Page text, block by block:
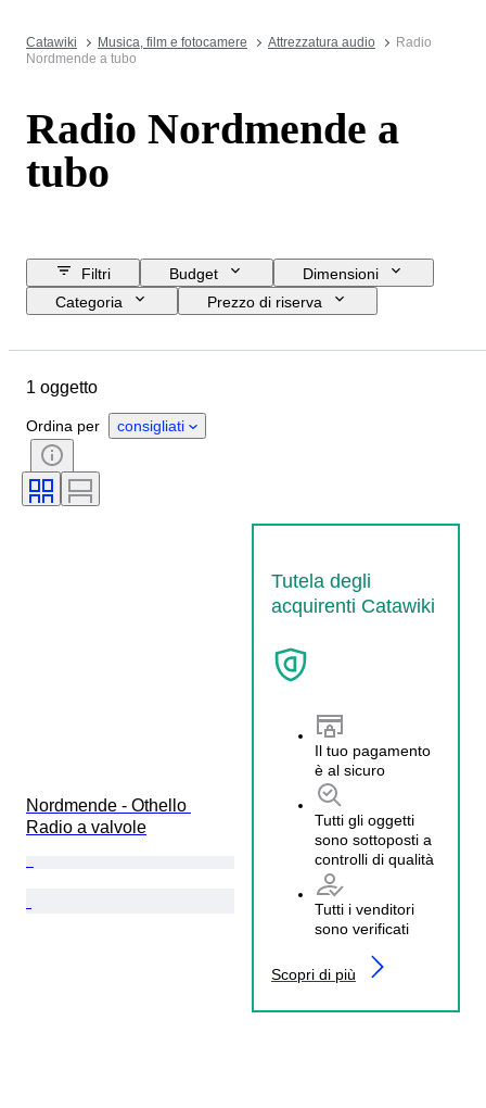
Catawiki Musica, film e fotocamere Attrezzatura audio
Radio
Nordmende a tubo
Radio Nordmende a
tubo
Filtri Budget
Dimensioni
Categoria
Prezzo di riserva
Condizioni
Testato e funzionante
1 oggetto
Ordina per consigliati
Nordmende - Othello
Radio a valvole
Tutela degli
acquirenti Catawiki
Il tuo pagamento
è al sicuro
Tutti gli oggetti
sono sottoposti a
controlli di qualità
Tutti i venditori
sono verificati
Scopri di più